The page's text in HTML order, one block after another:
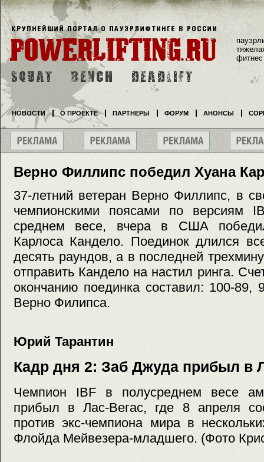
Верно Филлипс победил Хуана
37-летний ветеран Верно Филлипс, в
чемпионскими поясами по версиям
среднем весе, вчера в США
Карлоса Кандело. Поединок длился
десять раундов, а в последней
отправить Кандело на настил ринга.
окончанию поединка составил: 100-89,
Верно Филипса.
Юрий Тарантин
Кадр дня 2: Заб Джуда прибыл в
Чемпион IBF в полусреднем весе
прибыл в Лас-Вегас, где 8 апреля
против экс-чемпиона мира в
Флойда Мейвезера-младшего. (Фото
фитнес
НОВОСТИ О ПРОЕКТЕ ПАРТНЕРЫ ФОРУМ АНОНСЫ